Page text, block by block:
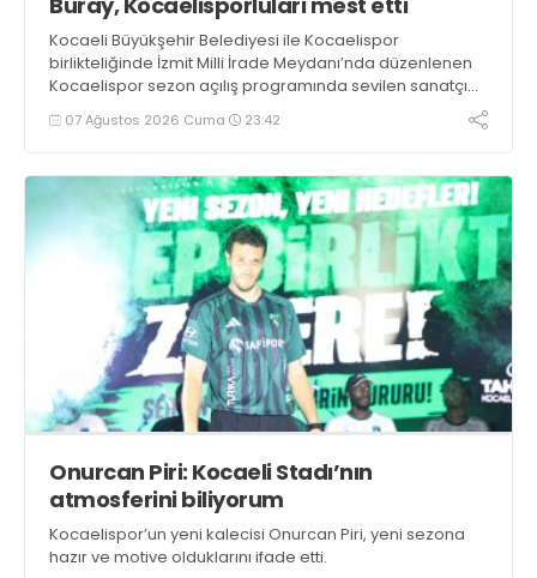
Kocaeli Büyükşehir Belediyesi ile Kocaelispor
birlikteliğinde İzmit Milli İrade Meydanı’nda düzenlenen
Kocaelispor sezon açılış programında sevilen sanatçı
Buray, verdiği konserle meydanı inletti.
07 Ağustos 2026 Cuma 23:42
Onurcan Piri: Kocaeli Stadı’nın
atmosferini biliyorum
Kocaelispor’un yeni kalecisi Onurcan Piri, yeni sezona
hazır ve motive olduklarını ifade etti.